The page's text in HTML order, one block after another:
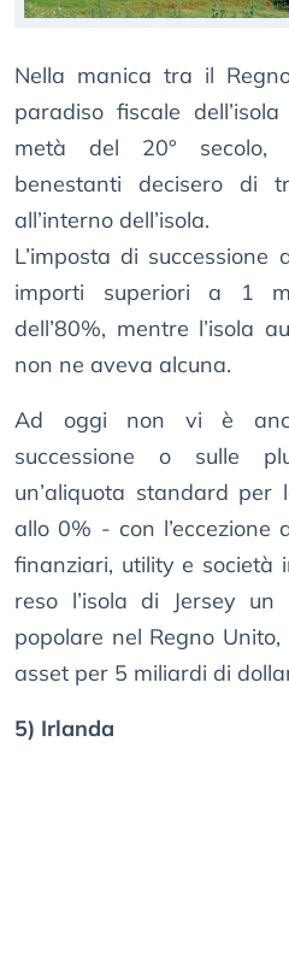
Nella manica tra il
paradiso fiscale
metà del 20° secolo,
benestanti decisero di
all’interno dell’isola.
L’imposta di
importi superiori a 1
dell’80%, mentre l’isola
non ne aveva alcuna.
Ad oggi non vi è
successione o sulle
un’aliquota standard per
allo 0% - con l’eccezione
finanziari, utility e società
reso l’isola di Jersey
popolare nel Regno
asset per 5 miliardi di
5) Irlanda